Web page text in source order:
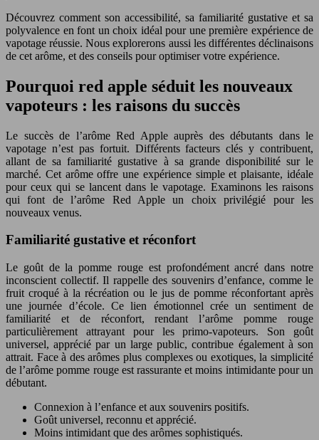
Découvrez comment son accessibilité, sa familiarité gustative et sa
polyvalence en font un choix idéal pour une première expérience de
vapotage réussie. Nous explorerons aussi les différentes déclinaisons
de cet arôme, et des conseils pour optimiser votre expérience.
Pourquoi red apple séduit les nouveaux
vapoteurs : les raisons du succès
Le succès de l’arôme Red Apple auprès des débutants dans le
vapotage n’est pas fortuit. Différents facteurs clés y contribuent,
allant de sa familiarité gustative à sa grande disponibilité sur le
marché. Cet arôme offre une expérience simple et plaisante, idéale
pour ceux qui se lancent dans le vapotage. Examinons les raisons
qui font de l’arôme Red Apple un choix privilégié pour les
nouveaux venus.
Familiarité gustative et réconfort
Le goût de la pomme rouge est profondément ancré dans notre
inconscient collectif. Il rappelle des souvenirs d’enfance, comme le
fruit croqué à la récréation ou le jus de pomme réconfortant après
une journée d’école. Ce lien émotionnel crée un sentiment de
familiarité et de réconfort, rendant l’arôme pomme rouge
particulièrement attrayant pour les primo-vapoteurs. Son goût
universel, apprécié par un large public, contribue également à son
attrait. Face à des arômes plus complexes ou exotiques, la simplicité
de l’arôme pomme rouge est rassurante et moins intimidante pour un
débutant.
Connexion à l’enfance et aux souvenirs positifs.
Goût universel, reconnu et apprécié.
Moins intimidant que des arômes sophistiqués.